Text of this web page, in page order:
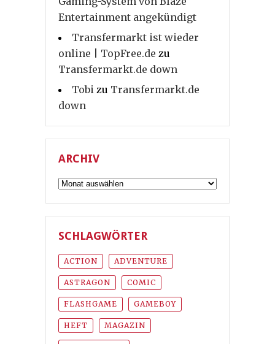
Entertainment angekündigt
Transfermarkt ist wieder
online | TopFree.de zu
Transfermarkt.de down
Tobi zu Transfermarkt.de
down
ARCHIV
Archiv
SCHLAGWÖRTER
ACTION ADVENTURE
ASTRAGON COMIC
FLASHGAME GAMEBOY
HEFT MAGAZIN